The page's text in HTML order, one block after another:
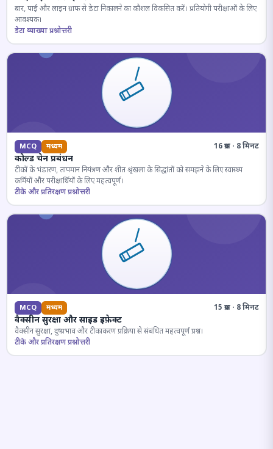
बार, पाई और लाइन ग्राफ से डेटा निकालने का कौशल विकसित करें। प्रतियोगी परीक्षाओं के लिए
आवश्यक।
डेटा व्याख्या प्रश्नोत्तरी
MCQ मध्यम 16 प्रश्न · 8 मिनट
कोल्ड चेन प्रबंधन
टीकों के भंडारण, तापमान नियंत्रण और शीत श्रृंखला के सिद्धांतों को समझने के लिए स्वास्थ्य
कर्मियों और परीक्षार्थियों के लिए महत्वपूर्ण।
टीके और प्रतिरक्षण प्रश्नोत्तरी
MCQ मध्यम 15 प्रश्न · 8 मिनट
वैक्सीन सुरक्षा और साइड इफ़ेक्ट
वैक्सीन सुरक्षा, दुष्प्रभाव और टीकाकरण प्रक्रिया से संबंधित महत्वपूर्ण प्रश्न।
टीके और प्रतिरक्षण प्रश्नोत्तरी